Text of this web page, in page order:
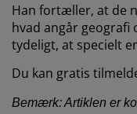
Han fortæller, at de
hvad angår geografi
tydeligt, at specielt
Du kan gratis
Bemærk: Artiklen er